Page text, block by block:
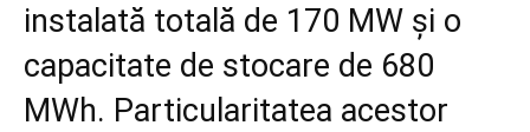
instalată totală de 170 MW și o
capacitate de stocare de 680
MWh. Particularitatea acestor